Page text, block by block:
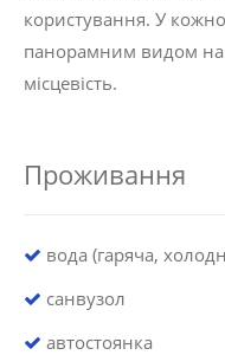
користування. У
панорамним видом
місцевість.
Проживання
вода (гаряча,
санвузол
автостоянка